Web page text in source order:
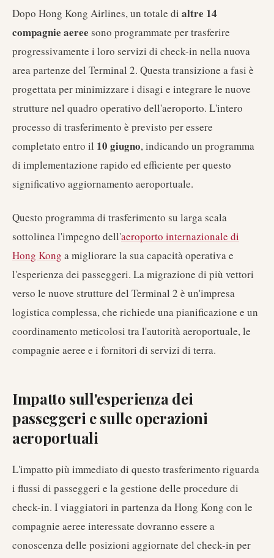
Dopo Hong Kong Airlines, un totale di altre 14
compagnie aeree sono programmate per trasferire
progressivamente i loro servizi di check-in nella nuova
area partenze del Terminal 2. Questa transizione a fasi è
progettata per minimizzare i disagi e integrare le nuove
strutture nel quadro operativo dell'aeroporto. L'intero
processo di trasferimento è previsto per essere
completato entro il 10 giugno, indicando un programma
di implementazione rapido ed efficiente per questo
significativo aggiornamento aeroportuale.
Questo programma di trasferimento su larga scala
sottolinea l'impegno dell'aeroporto internazionale di
Hong Kong a migliorare la sua capacità operativa e
l'esperienza dei passeggeri. La migrazione di più vettori
verso le nuove strutture del Terminal 2 è un'impresa
logistica complessa, che richiede una pianificazione e un
coordinamento meticolosi tra l'autorità aeroportuale, le
compagnie aeree e i fornitori di servizi di terra.
Impatto sull'esperienza dei
passeggeri e sulle operazioni
aeroportuali
L'impatto più immediato di questo trasferimento riguarda
i flussi di passeggeri e la gestione delle procedure di
check-in. I viaggiatori in partenza da Hong Kong con le
compagnie aeree interessate dovranno essere a
conoscenza delle posizioni aggiornate del check-in per